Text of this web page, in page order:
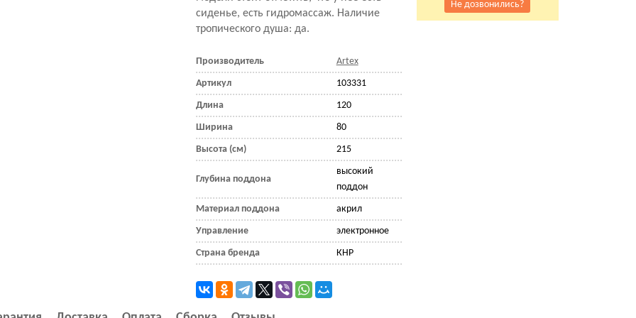
сиденье, есть гидромассаж. Наличие
тропического душа: да.
Производитель Artex
Артикул 103331
Длина 120
Ширина 80
Высота (см) 215
Глубина поддона
высокий
поддон
Материал поддона акрил
Управление электронное
Страна бренда КНР
Не дозвонились?